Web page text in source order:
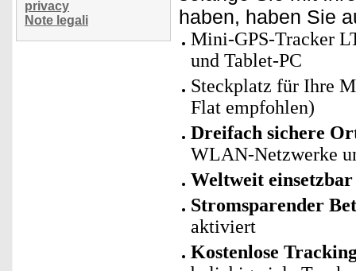
privacy
Note legali
haben, haben Sie
Mini-GPS-Tracker
und Tablet-PC
Steckplatz für Ihre
Flat empfohlen)
Dreifach sichere
WLAN-Netzwerke
Weltweit einsetzbar
Stromsparender
aktiviert
Kostenlose